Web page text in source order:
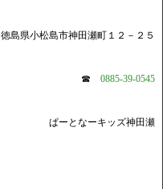
徳島県小松島市神田瀬町１２－２５
☎ 0885-39-0545
ぱーとなーキッズ神田瀬